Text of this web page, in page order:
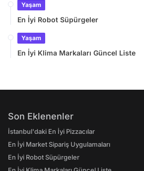
Yaşam
En İyi Robot Süpürgeler
Yaşam
En İyi Klima Markaları Güncel Liste
Son Eklenenler
İstanbul'daki En İyi Pizzacılar
En İyi Market Sipariş Uygulamaları
En İyi Robot Süpürgeler